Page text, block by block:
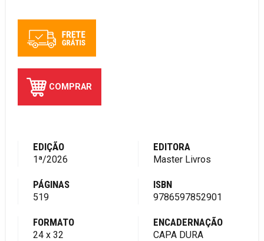
COMPRAR
EDIÇÃO
1ª/2026
EDITORA
Master Livros
PÁGINAS
519
ISBN
9786597852901
FORMATO
24 x 32
ENCADERNAÇÃO
CAPA DURA